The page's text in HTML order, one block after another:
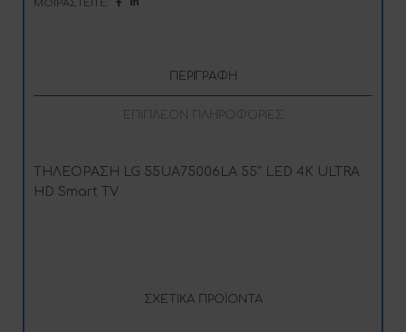
ΜΟΙΡΑΣΤΕΊΤΕ:
ΠΕΡΙΓΡΑΦΉ
ΕΠΙΠΛΈΟΝ ΠΛΗΡΟΦΟΡΊΕΣ
ΤΗΛΕΟΡΑΣΗ LG 55UA75006LA 55″ LED 4K ULTRA
HD Smart TV
ΣΧΕΤΙΚΆ ΠΡΟΪΌΝΤΑ